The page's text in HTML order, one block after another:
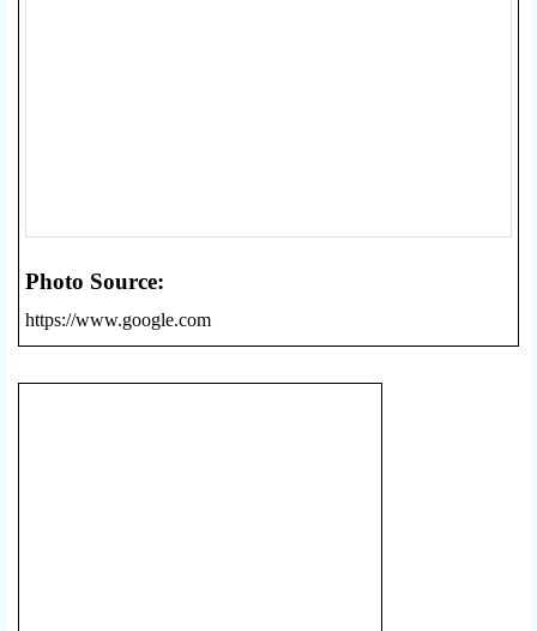
Photo Source:
https://www.google.com